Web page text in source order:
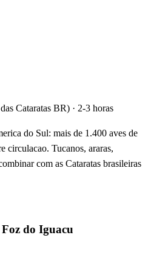
Cataratas BR) · 2-3 horas
do Sul: mais de 1.400 aves de
circulacao. Tucanos, araras,
com as Cataratas brasileiras
do Iguacu